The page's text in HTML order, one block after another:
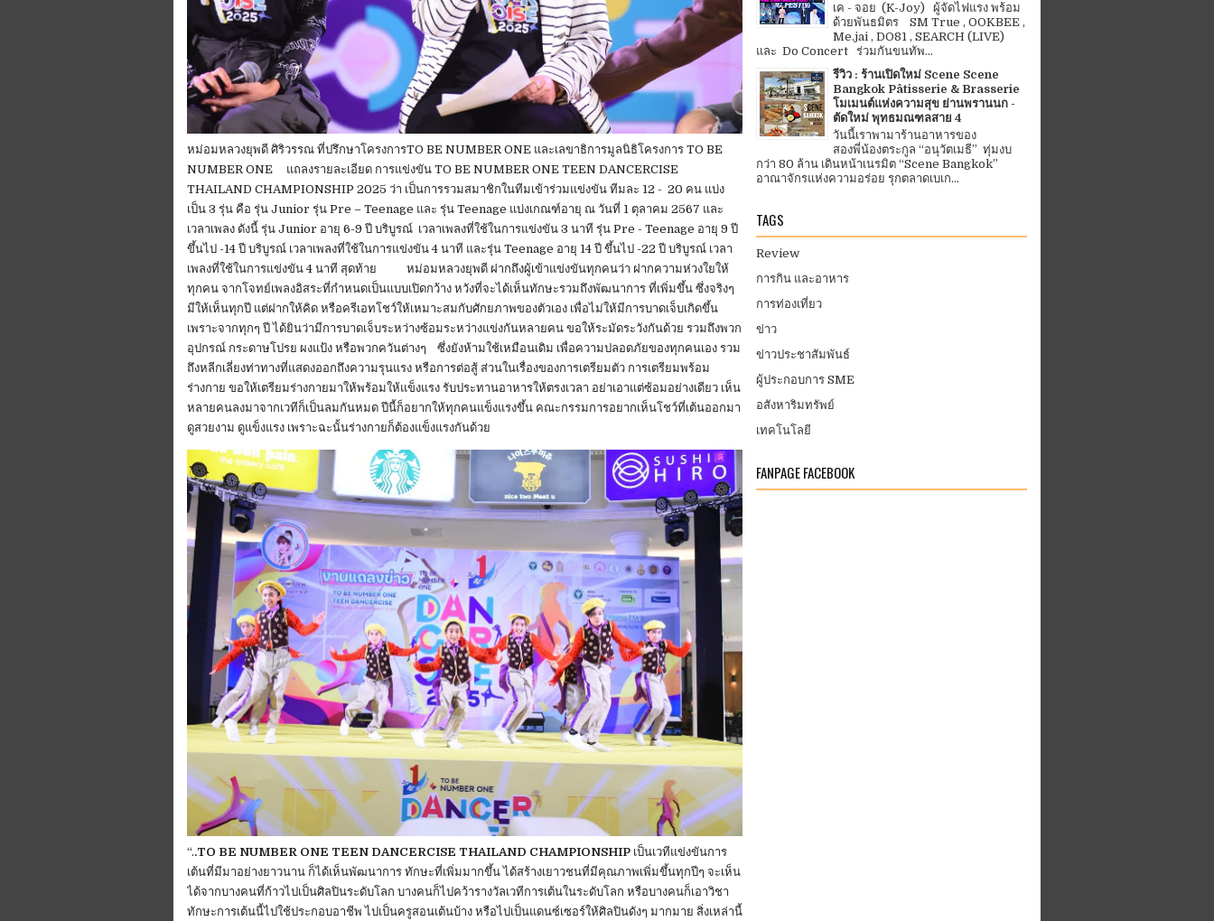
หม่อมหลวงยุพดี ศิริวรรณ ที่ปรึกษาโครงการTO BE NUMBER ONE และเลขาธิการมูลนิธิโครงการ TO BE
NUMBER ONE แถลงรายละเอียด การแข่งขัน TO BE NUMBER ONE TEEN DANCERCISE
THAILAND CHAMPIONSHIP 2025 ว่า เป็นการรวมสมาชิกในทีมเข้าร่วมแข่งขัน ทีมละ 12 - 20 คน แบ่ง
เป็น 3 รุ่น คือ รุ่น Junior รุ่น Pre – Teenage และ รุ่น Teenage แบ่งเกณฑ์อายุ ณ วันที่ 1 ตุลาคม 2567 และ
เวลาเพลง ดังนี้ รุ่น Junior อายุ 6-9 ปี บริบูรณ์ เวลาเพลงที่ใช้ในการแข่งขัน 3 นาที รุ่น Pre - Teenage อายุ 9 ปี
ขึ้นไป -14 ปี บริบูรณ์ เวลาเพลงที่ใช้ในการแข่งขัน 4 นาที และรุ่น Teenage อายุ 14 ปี ขึ้นไป -22 ปี บริบูรณ์ เวลา
เพลงที่ใช้ในการแข่งขัน 4 นาที สุดท้าย หม่อมหลวงยุพดี ฝากถึงผู้เข้าแข่งขันทุกคนว่า ฝากความห่วงใยให้
ทุกคน จากโจทย์เพลงอิสระที่กำหนดเป็นแบบเปิดกว้าง หวังที่จะได้เห็นทักษะรวมถึงพัฒนาการ ที่เพิ่มขึ้น ซึ่งจริงๆ
มีให้เห็นทุกปี แต่ฝากให้คิด หรือครีเอทโชว์ให้เหมาะสมกับศักยภาพของตัวเอง เพื่อไม่ให้มีการบาดเจ็บเกิดขึ้น
เพราะจากทุกๆ ปี ได้ยินว่ามีการบาดเจ็บระหว่างซ้อมระหว่างแข่งกันหลายคน ขอให้ระมัดระวังกันด้วย รวมถึงพวก
อุปกรณ์ กระดาษโปรย ผงแป้ง หรือพวกควันต่างๆ ซึ่งยังห้ามใช้เหมือนเดิม เพื่อความปลอดภัยของทุกคนเอง รวม
ถึงหลีกเลี่ยงท่าทางที่แสดงออกถึงความรุนแรง หรือการต่อสู้ ส่วนในเรื่องของการเตรียมตัว การเตรียมพร้อม
ร่างกาย ขอให้เตรียมร่างกายมาให้พร้อมให้แข็งแรง รับประทานอาหารให้ตรงเวลา อย่าเอาแต่ซ้อมอย่างเดียว เห็น
หลายคนลงมาจากเวทีก็เป็นลมกันหมด ปีนี้ก็อยากให้ทุกคนแข็งแรงขึ้น คณะกรรมการอยากเห็นโชว์ที่เต้นออกมา
ดูสวยงาม ดูแข็งแรง เพราะฉะนั้นร่างกายก็ต้องแข็งแรงกันด้วย
“..TO BE NUMBER ONE TEEN DANCERCISE THAILAND CHAMPIONSHIP เป็นเวทีแข่งขันการ
เต้นที่มีมาอย่างยาวนาน ก็ได้เห็นพัฒนาการ ทักษะที่เพิ่มมากขึ้น ได้สร้างเยาวชนที่มีคุณภาพเพิ่มขึ้นทุกปีๆ จะเห็น
ได้จากบางคนที่ก้าวไปเป็นศิลปินระดับโลก บางคนก็ไปคว้ารางวัลเวทีการเต้นในระดับโลก หรือบางคนก็เอาวิชา
ทักษะการเต้นนี้ไปใช้ประกอบอาชีพ ไปเป็นครูสอนเต้นบ้าง หรือไปเป็นแดนซ์เซอร์ให้ศิลปินดังๆ มากมาย สิ่งเหล่านี้
เค - จอย (K-Joy) ผู้จัดไฟแรง พร้อม
ด้วยพันธมิตร SM True , OOKBEE ,
Me.jai , DO81 , SEARCH (LIVE)
และ Do Concert ร่วมกันขนทัพ...
รีวิว : ร้านเปิดใหม่ Scene Scene
Bangkok Pâtisserie & Brasserie
โมเมนต์แห่งความสุข ย่านพรานนก -
ตัดใหม่ พุทธมณฑลสาย 4
วันนี้เราพามาร้านอาหารของ
สองพี่น้องตระกูล “อนุวัตเมธี” ทุ่มงบ
กว่า 80 ล้าน เดินหน้าเนรมิต “Scene Bangkok”
อาณาจักรแห่งความอร่อย รุกตลาดเบเก...
TAGS
Review
การกิน และอาหาร
การท่องเที่ยว
ข่าว
ข่าวประชาสัมพันธ์
ผู้ประกอบการ SME
อสังหาริมทรัพย์
เทคโนโลยี
FANPAGE FACEBOOK